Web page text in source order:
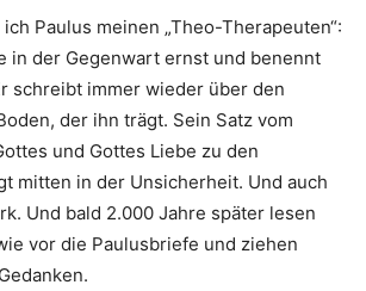
Paulus meinen „Theo-Therapeuten“:
in der Gegenwart ernst und benennt
schreibt immer wieder über den
der ihn trägt. Sein Satz vom
und Gottes Liebe zu den
mitten in der Unsicherheit. Und auch
Und bald 2.000 Jahre später lesen
vor die Paulusbriefe und ziehen